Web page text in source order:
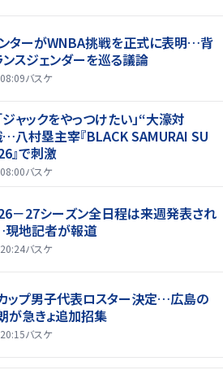
ンターがWNBA挑戦を正式に表明…背
スジェンダーを巡る議論
バスケ
ャックをやっつけたい」“大濠対
八村塁主宰『BLACK SAMURAI SU
』で刺激
バスケ
－27シーズン全日程は来週発表され
地記者が報道
バスケ
ップ男子代表ロスター決定…広島の
が急きょ追加招集
バスケ